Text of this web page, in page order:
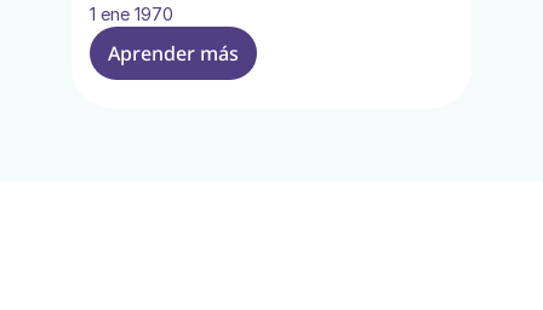
1 ene 1970
Aprender más